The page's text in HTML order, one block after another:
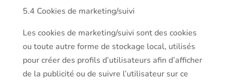
5.4 Cookies de marketing/suivi
Les cookies de marketing/suivi sont des cookies
ou toute autre forme de stockage local, utilisés
pour créer des profils d’utilisateurs afin d’afficher
de la publicité ou de suivre l’utilisateur sur ce